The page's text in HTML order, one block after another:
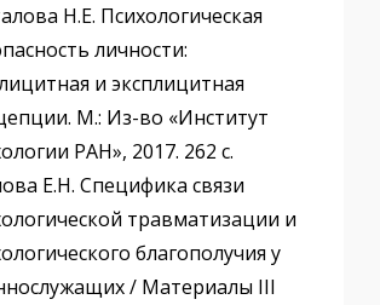
Н.Е. Психологическая
личности:
и эксплицитная
М.: Из-во «Институт
РАН», 2017. 262 с.
Е.Н. Специфика связи
травматизации и
благополучия у
/ Материалы III